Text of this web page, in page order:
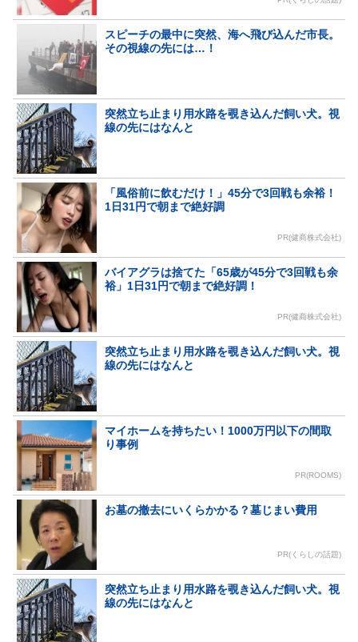
スピーチの最中に突然、海へ飛び込んだ市長。
その視線の先には…！
突然立ち止まり用水路を覗き込んだ飼い犬。視
線の先にはなんと
「風俗前に飲むだけ！」45分で3回戦も余裕！
1日31円で朝まで絶好調
PR(健商株式会社)
バイアグラは捨てた「65歳が45分で3回戦も余
裕」1日31円で朝まで絶好調！
PR(健商株式会社)
突然立ち止まり用水路を覗き込んだ飼い犬。視
線の先にはなんと
マイホームを持ちたい！1000万円以下の間取
り事例
PR(ROOMS)
お墓の撤去にいくらかかる？墓じまい費用
PR(くらしの話題)
突然立ち止まり用水路を覗き込んだ飼い犬。視
線の先にはなんと